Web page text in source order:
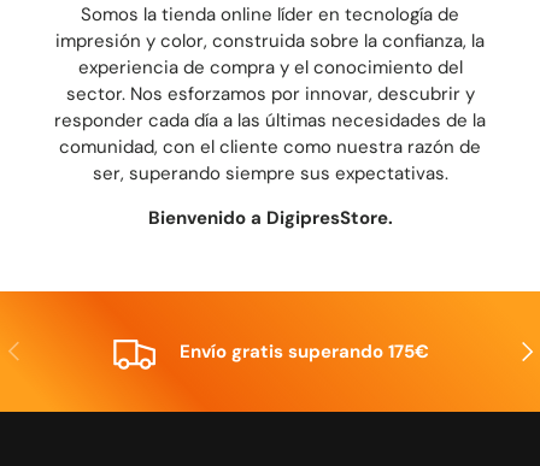
Somos la tienda online líder en tecnología de
impresión y color, construida sobre la confianza, la
experiencia de compra y el conocimiento del
sector. Nos esforzamos por innovar, descubrir y
responder cada día a las últimas necesidades de la
comunidad, con el cliente como nuestra razón de
ser, superando siempre sus expectativas.
Bienvenido a DigipresStore.
Anterior Envío gratis superando 175€